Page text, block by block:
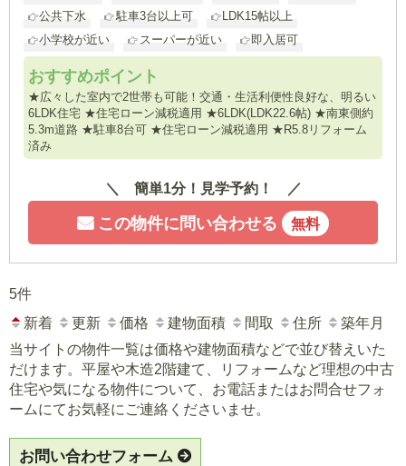
公共下水
駐車3台以上可
LDK15帖以上
小学校が近い
スーパーが近い 即入居可
おすすめポイント
★広々した室内で2世帯も可能！交通・生活利便性良好な、明るい
6LDK住宅 ★住宅ローン減税適用 ★6LDK(LDK22.6帖) ★南東側約
5.3m道路 ★駐車8台可 ★住宅ローン減税適用 ★R5.8リフォーム
済み
簡単1分！見学予約！
この物件に問い合わせる 無料
新着 更新 価格 建物面積 間取 住所 築年月
5件
当サイトの物件一覧は価格や建物面積などで並び替えいた
だけます。平屋や木造2階建て、リフォームなど理想の中古
住宅や気になる物件について、お電話またはお問合せフォ
ームにてお気軽にご連絡くださいませ。
お問い合わせフォーム